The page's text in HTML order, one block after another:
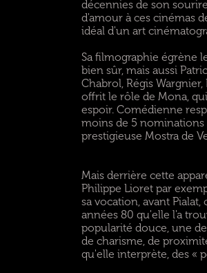
décennies de son
d'amour à ces cinémas
idéal d'un art
Sa filmographie égrène
bien sûr, mais aussi
Chabrol, Régis
offrit le rôle de Mona,
espoir. Comédienne
moins de 5 nominations
prestigieuse Mostra de
Mais derrière cette
Philippe Lioret par
sa vocation, avant
années 80 qu'elle l'a
popularité douce, une
de charisme, de
qu'elle interprète, des «